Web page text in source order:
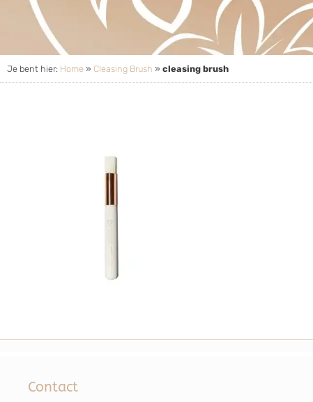
Je bent hier: Home » Cleasing Brush » cleasing brush
Contact